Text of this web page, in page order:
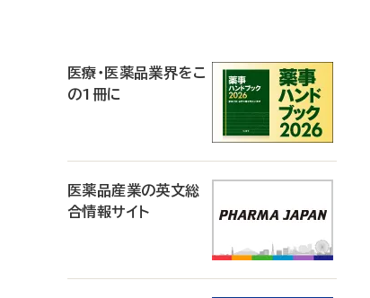
医療・医薬品業界をこ
の1冊に
医薬品産業の英文総
合情報サイト